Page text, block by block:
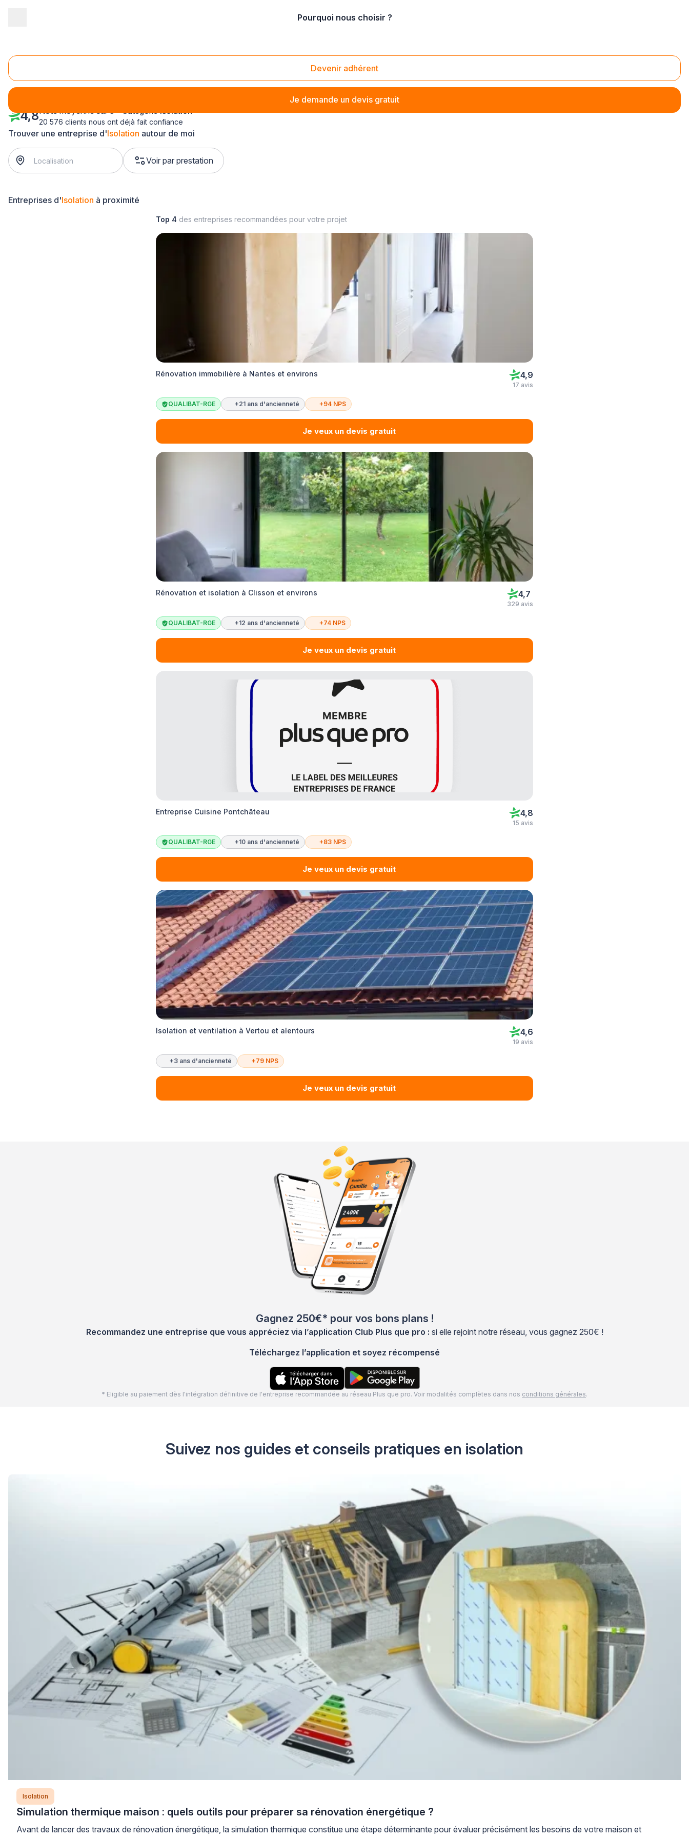
Pourquoi nous choisir ?
Devenir adhérent
Je demande un devis gratuit
Isolation Bouguenais (44340)
Trouver une entreprise d'Isolation autour de moi
Voir par prestation
4,8Note moyenne sur 5 - CatégorieIsolation
20 576 clients nous ont déjà fait confiance
Entreprises d'Isolation à proximité
Top 4 des entreprises recommandées pour votre projet
Rénovation immobilière à Nantes et environs 4,9
17 avis
QUALIBAT-RGE +21 ans d'ancienneté +94 NPS
Je veux un devis gratuit
Rénovation et isolation à Clisson et environs 4,7
329 avis
QUALIBAT-RGE +12 ans d'ancienneté +74 NPS
Je veux un devis gratuit
Entreprise Cuisine Pontchâteau 4,8
15 avis
QUALIBAT-RGE +10 ans d'ancienneté +83 NPS
Je veux un devis gratuit
Isolation et ventilation à Vertou et alentours 4,6
19 avis
+3 ans d'ancienneté +79 NPS
Je veux un devis gratuit
Gagnez 250€* pour vos bons plans !
Recommandez une entreprise que vous appréciez via l’application Club Plus que pro : si elle rejoint notre réseau, vous gagnez 250€ !
Téléchargez l’application et soyez récompensé
* Eligible au paiement dès l'intégration définitive de l'entreprise recommandée au réseau Plus que pro. Voir modalités complètes dans nos conditions générales.
Suivez nos guides et conseils pratiques en isolation
Isolation
Simulation thermique maison : quels outils pour préparer sa rénovation énergétique ?
Avant de lancer des travaux de rénovation énergétique, la simulation thermique constitue une étape déterminante pour évaluer précisément les besoins de votre maison et